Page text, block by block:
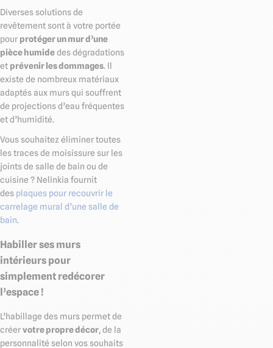
Diverses solutions de
revêtement sont à votre portée
pour protéger un mur d’une
pièce humidedes dégradations
et prévenir les dommages. Il
existe de nombreux matériaux
adaptés aux murs qui souffrent
de projections d’eau fréquentes
et d’humidité.
Vous souhaitez éliminer toutes
les traces de moisissure sur les
joints de salle de bain ou de
cuisine ? Nelinkia fournit
des plaques pour recouvrir le
carrelage mural d’une salle de
bain.
Habiller ses murs
intérieurs pour
simplement redécorer
l’espace !
L’habillage des murs permet de
créervotre propre décor, de la
personnalité selon vos souhaits